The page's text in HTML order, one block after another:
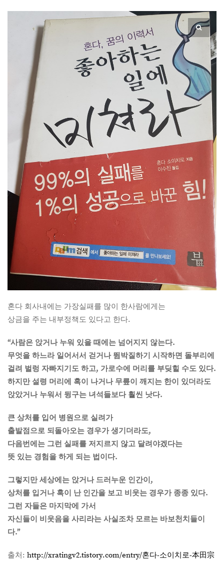
혼다 회사내에는 가장실패를 많이 한사람에게는
상금을 주는 내부정책도 있다고 한다.
“사람은 앉거나 누워 있을 때에는 넘어지지 않는다.
무엇을 하느라 일어서서 걷거나 뜀박질하기 시작하면 돌부리에
걸려 벌렁 자빠지기도 하고, 가로수에 머리를 부딪힐 수도 있다.
하지만 설령 머리에 혹이 나거나 무릎이 깨지는 한이 있더라도
앉았거나 누워서 뒹구는 녀석들보다 훨씬 낫다.
큰 상처를 입어 병원으로 실려가
출발점으로 되돌아오는 경우가 생기더라도,
다음번에는 그런 실패를 저지르지 않고 달려야겠다는
뜻 있는 경험을 하게 되는 법이다.
그렇지만 세상에는 앉거나 드러누운 인간이,
상처를 입거나 혹이 난 인간을 보고 비웃는 경우가 종종 있다.
그런 자들은 마지막에 가서
자신들이 비웃음을 사리라는 사실조차 모르는 바보천치들이
다.”
출처: http://xratingv2.tistory.com/entry/혼다-소이치로-本田宗